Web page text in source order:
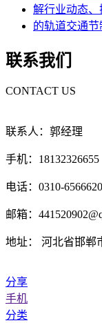
解行业动态
的轨道交通
联系我们
CONTACT US
联系人：郭经理
手机：18132326655
电话：0310-6566620
邮箱：
地址： 河北省邯郸
分享
手机
分类